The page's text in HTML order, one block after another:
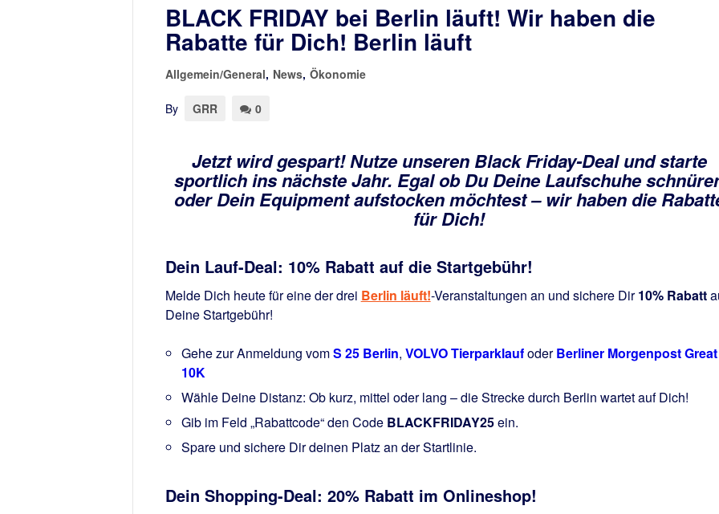
BLACK FRIDAY bei Berlin läuft! Wir haben die
Rabatte für Dich! Berlin läuft
Allgemein/General, News, Ökonomie
By GRR 0
Jetzt wird gespart!Nutze unseren Black Friday-Deal und starte
sportlich ins nächste Jahr. Egal ob Du Deine Laufschuhe
oder Dein Equipment aufstocken möchtest – wir haben die
für Dich!
Dein Lauf-Deal: 10% Rabatt auf die Startgebühr!
Melde Dich heute für eine der drei Berlin läuft!-Veranstaltungen an und sichere Dir10% Rabatt
Deine Startgebühr!
Gehe zur Anmeldung vomS 25 Berlin, VOLVO TierparklaufoderBerliner Morgenpost Great
10K
Wähle Deine Distanz: Ob kurz, mittel oder lang – die Strecke durch Berlin wartet auf Dich!
Gib im Feld „Rabattcode“ den Code BLACKFRIDAY25ein.
Spare und sichere Dir deinen Platz an der Startlinie.
Dein Shopping-Deal: 20% Rabatt im Onlineshop!